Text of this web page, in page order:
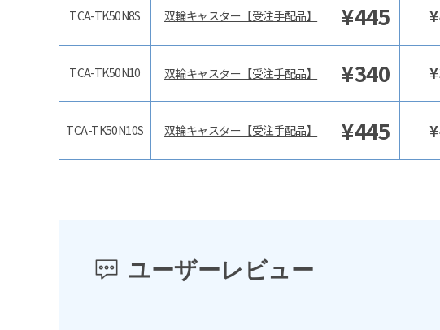
TCA-TK50N8S 双輪キャスター【受注手配品】 ¥445 ¥
TCA-TK50N10 双輪キャスター【受注手配品】 ¥340 ¥
TCA-TK50N10S 双輪キャスター【受注手配品】 ¥445 ¥
ユーザーレビュー